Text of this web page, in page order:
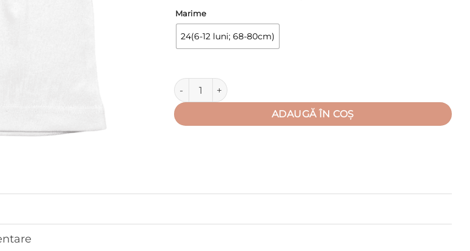
Marime
24(6-12 luni; 68-80cm)
Cantitate Fes tip clopot (Bumbac 95%, subtire + Lycra 5%)
ADAUGĂ ÎN COȘ